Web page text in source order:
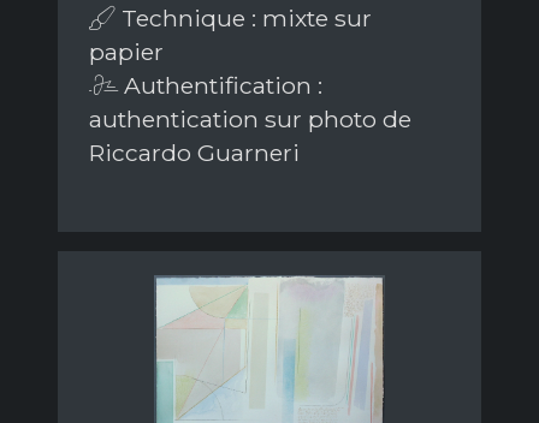
Technique : mixte sur
papier
Authentification :
authentication sur photo de
Riccardo Guarneri